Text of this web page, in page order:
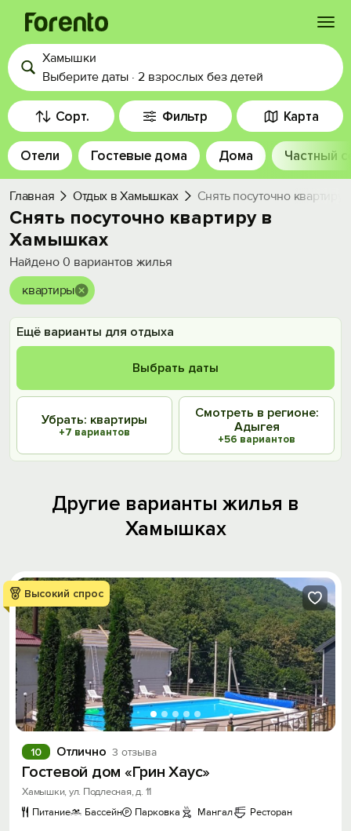
Войти
Избранное
История просмотра
Добавить свой объект
Хамышки
Выберите даты · 2 взрослых без детей
Сорт. Фильтр Карта
Отели Гостевые дома Дома Частный
Главная Отдых в Хамышках Снять посуточно
Снять посуточно квартиру в
Хамышках
Найдено 0 вариантов жилья
квартиры
Ещё варианты для отдыха
Выбрать даты
Убрать: квартиры
+7 вариантов
Смотреть в регионе:
Адыгея
+56 вариантов
Другие варианты жилья в
Хамышках
Высокий спрос
Отлично 3 отзыва
10
Гостевой дом «Грин Хаус»
Хамышки, ул. Подлесная, д. 11
Питание
Бассейн Парковка Мангал Ресторан